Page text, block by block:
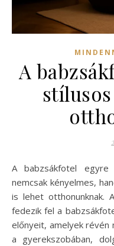
A
A babzsákfotel egyre népszerűbb bútordarab, amely
nemcsak kényelmes,
is lehet otthonunknak.
fedezik fel a
előnyeit, amelyek révén
a gyerekszobában,